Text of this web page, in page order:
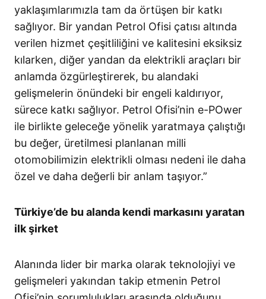
yaklaşımlarımızla tam da örtüşen bir katkı
sağlıyor. Bir yandan Petrol Ofisi çatısı altında
verilen hizmet çeşitliliğini ve kalitesini eksiksiz
kılarken, diğer yandan da elektrikli araçları bir
anlamda özgürleştirerek, bu alandaki
gelişmelerin önündeki bir engeli kaldırıyor,
sürece katkı sağlıyor. Petrol Ofisi’nin e-POwer
ile birlikte geleceğe yönelik yaratmaya çalıştığı
bu değer, üretilmesi planlanan milli
otomobilimizin elektrikli olması nedeni ile daha
özel ve daha değerli bir anlam taşıyor.”
Türkiye’de bu alanda kendi markasını yaratan
ilk şirket
Alanında lider bir marka olarak teknolojiyi ve
gelişmeleri yakından takip etmenin Petrol